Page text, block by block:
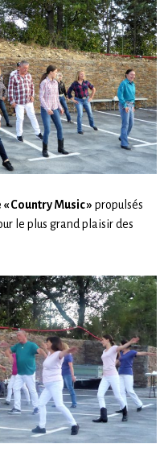
Country Music » propulsés
le plus grand plaisir des